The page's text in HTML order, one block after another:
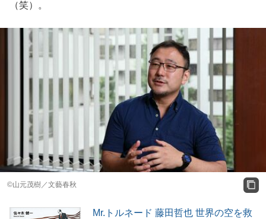
（笑）。
©山元茂樹／文藝春秋
Mr.トルネード 藤田哲也 世界の空を救